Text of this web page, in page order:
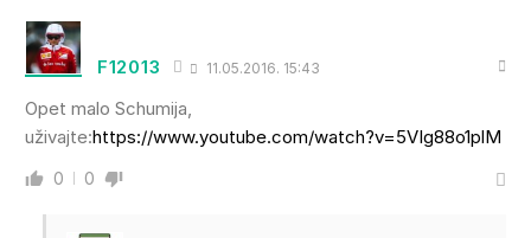
F12013 11.05.2016. 15:43
Opet malo Schumija,
uživajte:https://www.youtube.com/watch?v=5VIg88o1plM
0 0